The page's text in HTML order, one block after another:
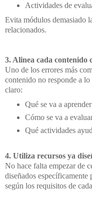
Actividades de
Evita módulos demasiado
relacionados.
3. Alinea cada contenido
Uno de los errores más
contenido no responde a
claro:
Qué se va a aprender
Cómo se va a
Qué actividades
4. Utiliza recursos ya
No hace falta empezar de
diseñados específicamente
según los requisitos de